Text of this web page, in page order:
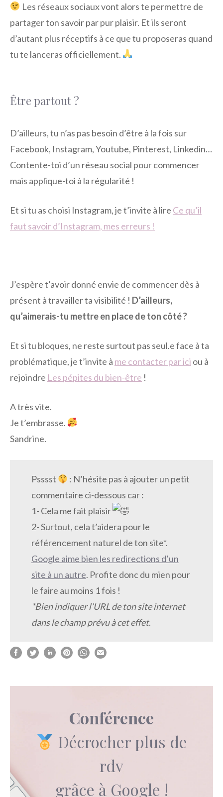
Les réseaux sociaux vont alors te permettre de
partager ton savoir par pur plaisir. Et ils seront
d’autant plus réceptifs à ce que tu proposeras quand
tu te lanceras officiellement.
Être partout ?
D’ailleurs, tu n’as pas besoin d’être à la fois sur
Facebook, Instagram, Youtube, Pinterest, Linkedin…
Contente-toi d’un réseau social pour commencer
mais applique-toi à la régularité !
Et si tu as choisi Instagram, je t’invite à lire Ce qu’il
faut savoir d’Instagram, mes erreurs !
J’espère t’avoir donné envie de commencer dès à
présent à travailler ta visibilité ! D’ailleurs,
qu’aimerais-tu mettre en place de ton côté ?
Et si tu bloques, ne reste surtout pas seul.e face à ta
problématique, je t’invite à me contacter par ici ou à
rejoindre Les pépites du bien-être !
A très vite.
Je t’embrasse.
Sandrine.
Psssst
: N’hésite pas à ajouter un petit
commentaire ci-dessous car :
1- Cela me fait plaisir
2- Surtout, cela t’aidera pour le
référencement naturel de ton site*.
Google aime bien les redirections d’un
site à un autre. Profite donc du mien pour
le faire au moins 1 fois !
*Bien indiquer l’URL de ton site internet
dans le champ prévu à cet effet.
Conférence
Décrocher plus de
rdv
grâce à Google !